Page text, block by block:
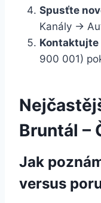
Spusťte
Kanály →
Kontaktujte
900 001)
Bruntál –
Jak
versus